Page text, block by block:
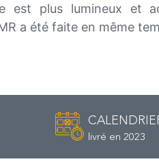
est plus lumineux et
a été faite en même
livré en 2023